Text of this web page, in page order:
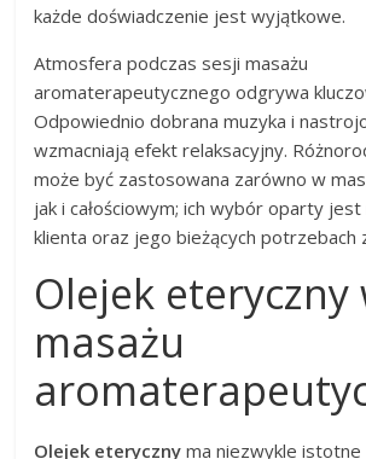
każde doświadczenie jest wyjątkowe.
Atmosfera podczas sesji masażu
aromaterapeutycznego odgrywa
Odpowiednio dobrana muzyka i
wzmacniają efekt relaksacyjny.
może być zastosowana zarówno w
jak i całościowym; ich wybór oparty
klienta oraz jego bieżących potrzebach
Olejek eteryczny
masażu
Olejek eteryczny ma niezwykle istotne